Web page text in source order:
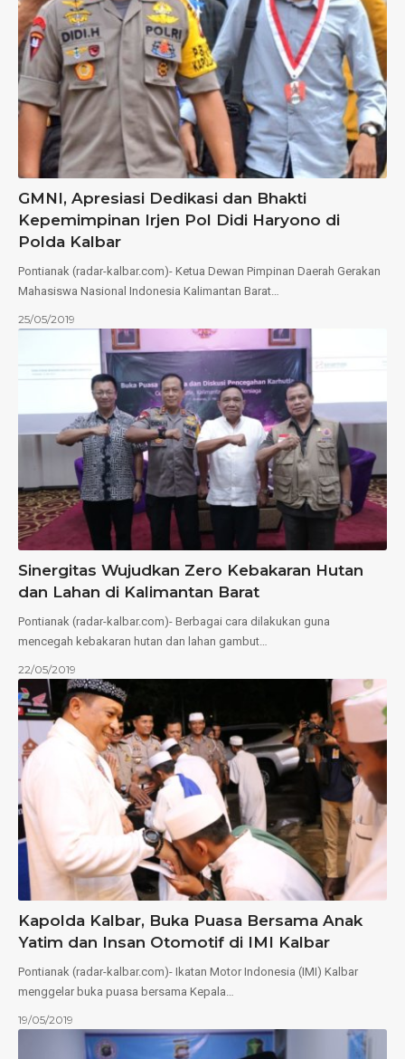
GMNI, Apresiasi Dedikasi dan Bhakti
Kepemimpinan Irjen Pol Didi Haryono di
Polda Kalbar
Pontianak (radar-kalbar.com)- Ketua Dewan Pimpinan Daerah Gerakan
Mahasiswa Nasional Indonesia Kalimantan Barat…
25/05/2019
Sinergitas Wujudkan Zero Kebakaran Hutan
dan Lahan di Kalimantan Barat
Pontianak (radar-kalbar.com)- Berbagai cara dilakukan guna
mencegah kebakaran hutan dan lahan gambut…
22/05/2019
Kapolda Kalbar, Buka Puasa Bersama Anak
Yatim dan Insan Otomotif di IMI Kalbar
Pontianak (radar-kalbar.com)- Ikatan Motor Indonesia (IMI) Kalbar
menggelar buka puasa bersama Kepala…
19/05/2019